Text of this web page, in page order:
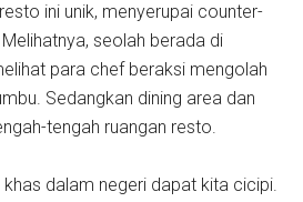
ini unik, menyerupai counter-
seolah berada di
para chef beraksi mengolah
Sedangkan dining area dan
tengah ruangan resto.
khas dalam negeri dapat kita cicipi.